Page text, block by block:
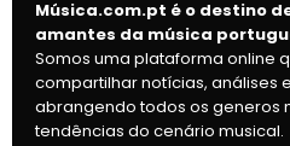
Música.com.pt é o destino
amantes da música
Somos uma plataforma online
compartilhar notícias, análises
abrangendo todos os generos
tendências do cenário musical.